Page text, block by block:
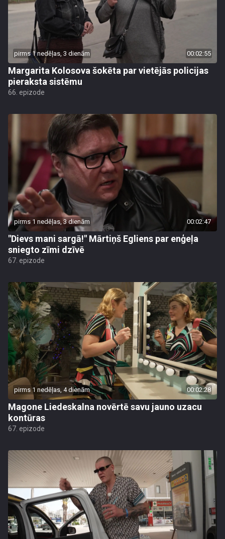
pirms 1 nedēļas, 3 dienām 00:02:55
Margarita Kolosova šokēta par vietējās policijas
pieraksta sistēmu
66. epizode
pirms 1 nedēļas, 3 dienām 00:02:47
"Dievs mani sargā!" Mārtiņš Egliens par enģeļa
sniegto zīmi dzīvē
67. epizode
pirms 1 nedēļas, 4 dienām 00:02:28
Magone Liedeskalna novērtē savu jauno uzacu
kontūras
67. epizode